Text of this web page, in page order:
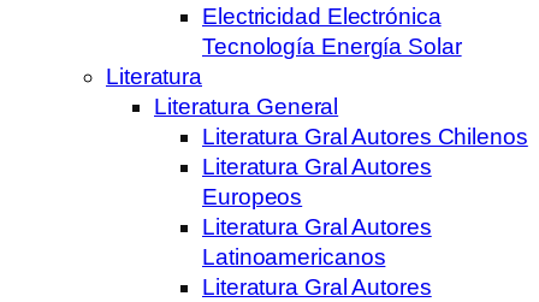
Electricidad Electrónica
Tecnología Energía Solar
Literatura
Literatura General
Literatura Gral Autores Chilenos
Literatura Gral Autores
Europeos
Literatura Gral Autores
Latinoamericanos
Literatura Gral Autores